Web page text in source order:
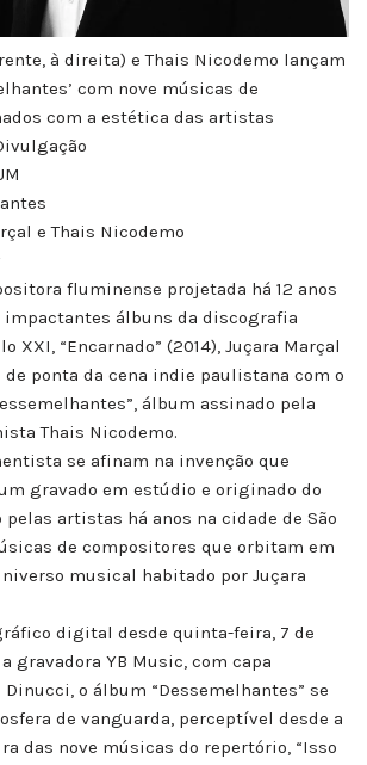
à direita) e Thais Nicodemo lançam
com nove músicas de
com a estética das artistas
e Thais Nicodemo
fluminense projetada há 12 anos
álbuns da discografia
XXI, “Encarnado” (2014), Juçara Marçal
ponta da cena indie paulistana com o
álbum assinado pela
Thais Nicodemo.
se afinam na invenção que
gravado em estúdio e originado do
pelas artistas há anos na cidade de São
de compositores que orbitam em
musical habitado por Juçara
digital desde quinta-feira, 7 de
gravadora YB Music, com capa
o álbum “Dessemelhantes” se
de vanguarda, perceptível desde a
das nove músicas do repertório, “Isso